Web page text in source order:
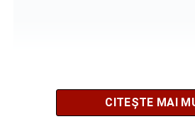
CITEȘTE MAI